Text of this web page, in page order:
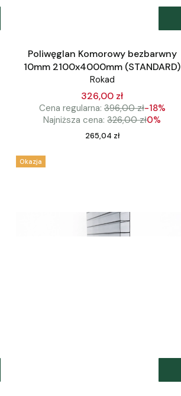
Poliwęglan Komorowy bezbarwny
10mm 2100x4000mm (STANDARD)
Rokad
326,00 zł
Cena regularna: 396,00 zł-18%
Najniższa cena: 326,00 zł0%
Cena
265,04 zł
Okazja